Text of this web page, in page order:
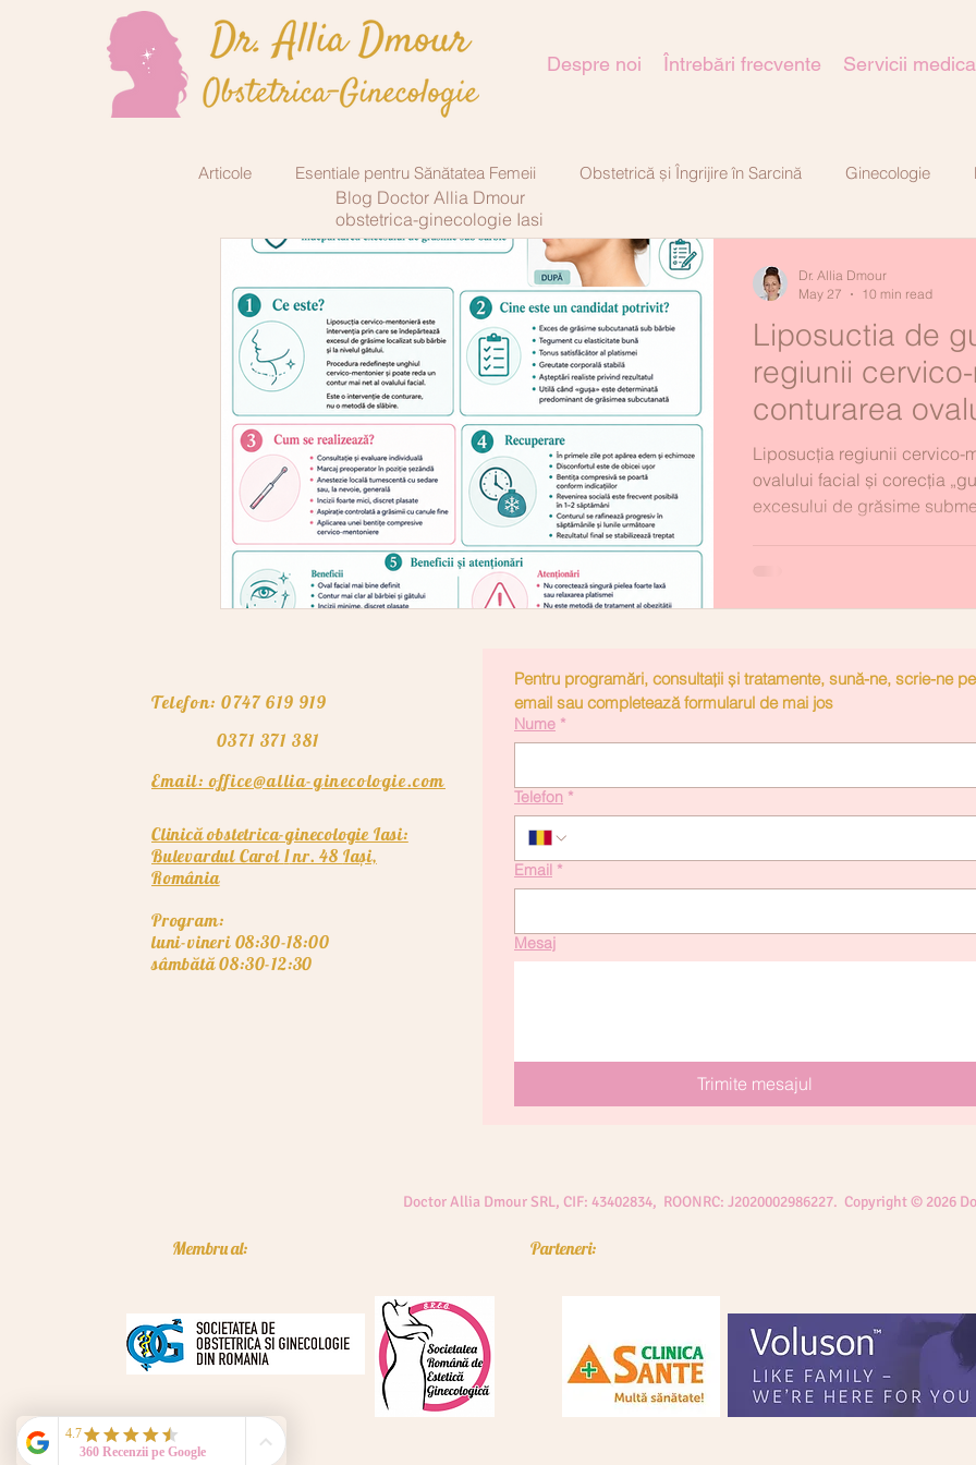
Despre noi Întrebări frecvente Servicii
Articole Esentiale pentru Sănătatea Femeii Obstetrică și Îngrijire în Sarcină Ginecologie
Endocrinologie Chirurgie plastică-estetică
Liposuctia de
regiunii
conturarea
corecția „gușii"
îndepărtarea
grăsime
Liposucția regiunii cervico-
ovalului facial și corecția
excesului de grăsime
Dr. Allia Dmour
May 27
10 min read
Blog Doctor Allia Dmour
obstetrica-ginecologie Iasi
Telefon: 0747 619 919
Clinică obstetrica-ginecologie Iasi:
Bulevardul Carol Inr. 48 Iași,
România
Email: office@allia-ginecologie.com
Program:
luni-vineri 08:30-18:00
sâmbătă 08:30-12:30
0371 371 381
Pentru programări, consultații și tratamente, sună-ne, scrie-ne pe
email sau completează formularul de mai jos
Nume *
Telefon *
Email *
Mesaj
Trimite mesajul
Doctor Allia Dmour SRL, CIF: 43402834, ROONRC: J2020002986227. Copyright © 2026
Membru al: Parteneri: